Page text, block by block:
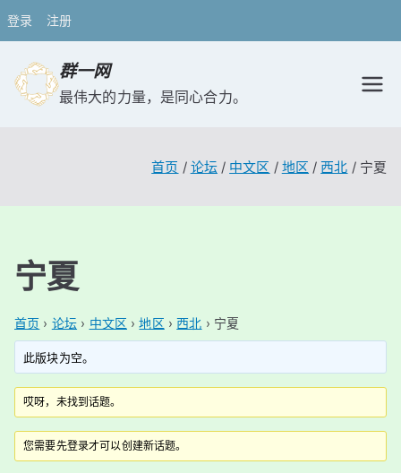
登录 注册
群一网
最伟大的力量，是同心合力。
首页 论坛 中文区 地区 西北 宁夏
宁夏
首页 › 论坛 › 中文区 › 地区 › 西北 › 宁夏
此版块为空。
哎呀，未找到话题。
您需要先登录才可以创建新话题。